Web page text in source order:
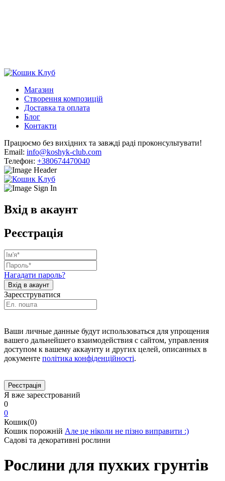
Магазин
Створення композицій
Доставка та оплата
Блог
Контакти
Працюємо без вихідних та завжді раді проконсультувати!
Email: info@koshyk-club.com
Телефон: +380674470040
Вхід в акаунт
Реєстрація
Нагадати пароль?
Зареєструватися
Ваши личные данные будут использоваться для упрощения
вашего дальнейшего взаимодействия с сайтом, управления
доступом к вашему аккаунту и других целей, описанных в
документе політика конфіденційності.
Я вже зареєстрований
0
0
Кошик(0)
Кошик порожній Але це ніколи не пізно виправити :)
Садові та декоративні рослини
Рослини для пухких грунтів